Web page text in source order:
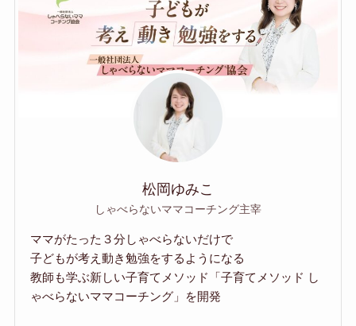
松岡ゆみこ
しゃべらないママコーチング主宰
ママがたった３分しゃべらないだけで
子どもが考え動き勉強をするようになる
教師も学ぶ新しい子育てメソッド「子育てメソッド し
ゃべらないママコーチング」を開発